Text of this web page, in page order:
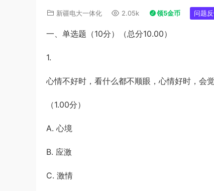
新疆电大一体化 2.05k 领5金币 问题
一、单选题（10分）（总分10.00）
1.
心情不好时，看什么都不顺眼，心情好时，会
（1.00分）
A. 心境
B. 应激
C. 激情
《行测》真题（福建卷）答案及解析 (1)
下载了资源2020年1011新疆公务员
5小时前
论》真题（黑龙江县乡卷）及答案
u*******登录了本站 38分钟前
登录了本站
u******* 登录了本站